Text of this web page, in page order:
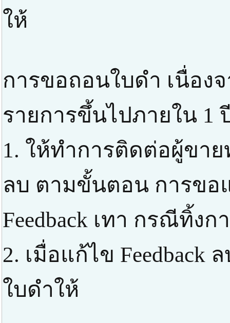
ให้
การขอถอนใบดำ เนื่อง
รายการขึ้นไปภายใน 1
1. ให้ทำการติดต่อผู้ขาย
ลบ ตามขั้นตอน การขอแ
Feedback เทา กรณีทิ้งก
2. เมื่อแก้ไข
ใบดำให้